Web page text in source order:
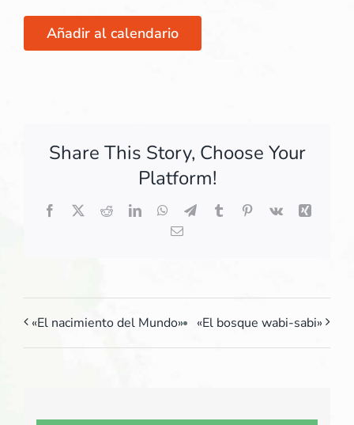
Añadir al calendario
Share This Story, Choose Your
Platform!
Facebook
X RedditLinkedInWhatsApp
TelegramTumblrPinterest
Vk
Xing
Correo
«El nacimiento del Mundo» «El bosque wabi-sabi»